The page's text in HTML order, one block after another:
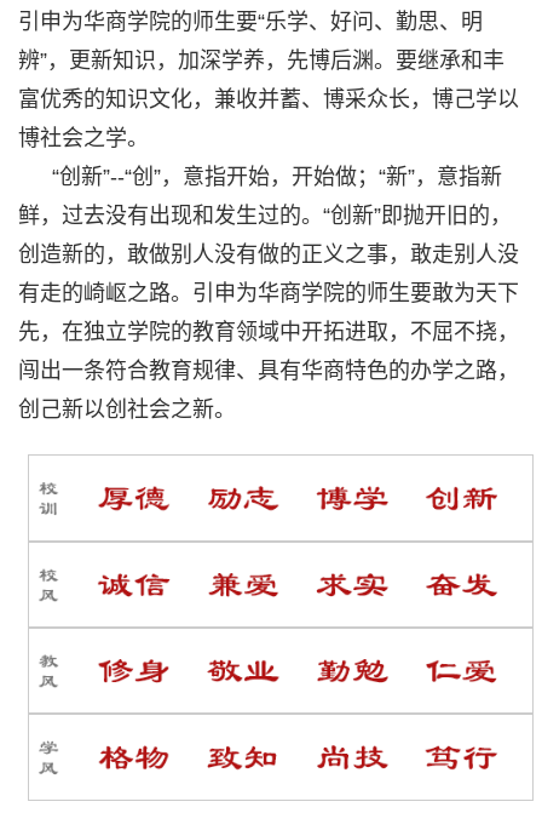
引申为华商学院的师生要“乐学、好问、勤思、明
辨”，更新知识，加深学养，先博后渊。要继承和丰
富优秀的知识文化，兼收并蓄、博采众长，博己学以
博社会之学。
“创新”--“创”，意指开始，开始做；“新”，意指新
鲜，过去没有出现和发生过的。“创新”即抛开旧的，
创造新的，敢做别人没有做的正义之事，敢走别人没
有走的崎岖之路。引申为华商学院的师生要敢为天下
先，在独立学院的教育领域中开拓进取，不屈不挠，
闯出一条符合教育规律、具有华商特色的办学之路，
创己新以创社会之新。